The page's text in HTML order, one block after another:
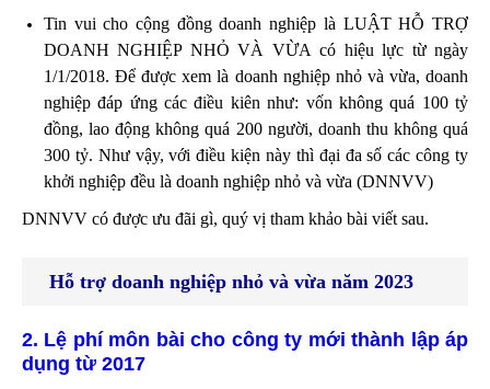
Tin vui cho cộng đồng doanh nghiệp là LUẬT HỖ TRỢ
DOANH NGHIỆP NHỎ VÀ VỪA có hiệu lực từ ngày
1/1/2018. Để được xem là doanh nghiệp nhỏ và vừa, doanh
nghiệp đáp ứng các điều kiên như: vốn không quá 100 tỷ
đồng, lao động không quá 200 người, doanh thu không quá
300 tỷ. Như vậy, với điều kiện này thì đại đa số các công ty
khởi nghiệp đều là doanh nghiệp nhỏ và vừa (DNNVV)
DNNVV có được ưu đãi gì, quý vị tham khảo bài viết sau.
Hỗ trợ doanh nghiệp nhỏ và vừa năm 2023
2. Lệ phí môn bài cho công ty mới thành lập áp
dụng từ 2017